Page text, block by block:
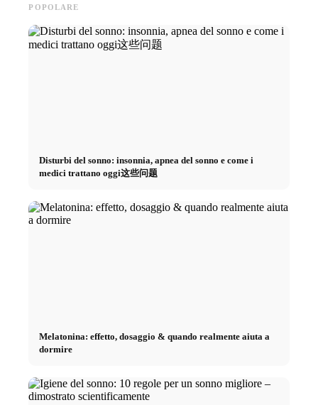
POPOLARE
Disturbi del sonno: insonnia, apnea del sonno e come i
medici trattano oggi这些问题
Melatonina: effetto, dosaggio & quando realmente aiuta a
dormire